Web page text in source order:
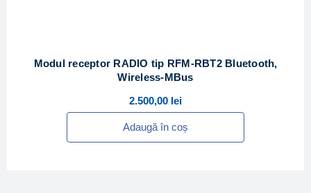
Modul receptor RADIO tip RFM-RBT2 Bluetooth,
Wireless-MBus
2.500,00 lei
Adaugă în coș